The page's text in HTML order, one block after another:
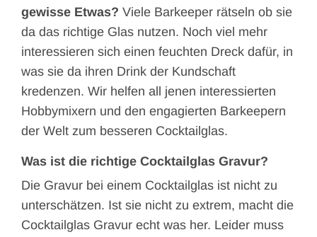
gewisse Etwas? Viele Barkeeper rätseln ob sie
da das richtige Glas nutzen. Noch viel mehr
interessieren sich einen feuchten Dreck dafür, in
was sie da ihren Drink der Kundschaft
kredenzen. Wir helfen all jenen interessierten
Hobbymixern und den engagierten Barkeepern
der Welt zum besseren Cocktailglas.
Was ist die richtige Cocktailglas Gravur?
Die Gravur bei einem Cocktailglas ist nicht zu
unterschätzen. Ist sie nicht zu extrem, macht die
Cocktailglas Gravur echt was her. Leider muss